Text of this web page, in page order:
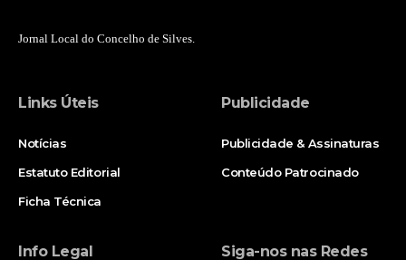
Jornal Local do Concelho de Silves.
Links Úteis
Notícias
Estatuto Editorial
Ficha Técnica
Publicidade
Publicidade & Assinaturas
Conteúdo Patrocinado
Info Legal
Siga-nos nas Redes